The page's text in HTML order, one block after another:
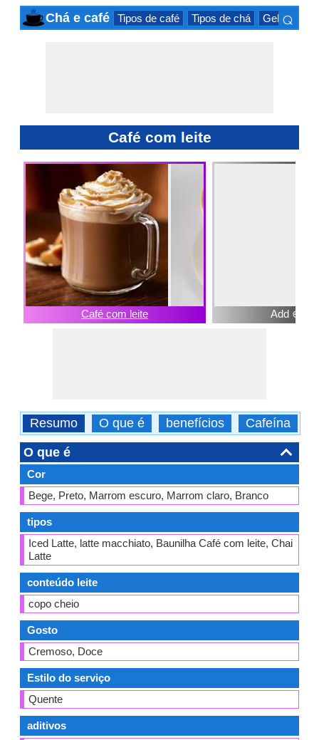
Chá e café Tipos de café Tipos de chá Gelado
⌕
Café com leite
Café com leite Add ⊕
Resumo O que é benefícios Cafeína
O que é
Cor
Bege, Preto, Marrom escuro, Marrom claro, Branco
tipos
Iced Latte, latte macchiato, Baunilha Café com leite, Chai
Latte
conteúdo leite
copo cheio
Gosto
Cremoso, Doce
Estilo do serviço
Quente
aditivos